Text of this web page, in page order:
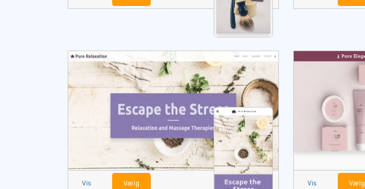
Vis Vælg Vis Vælg